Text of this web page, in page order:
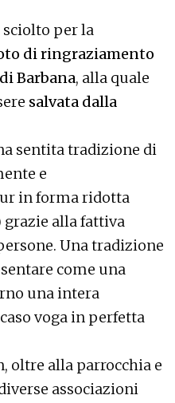
sciolto per la
di ringraziamento
Barbana, alla quale
salvata dalla
sentita tradizione di
e
in forma ridotta
grazie alla fattiva
Una tradizione
come una
una intera
voga in perfetta
oltre alla parrocchia e
associazioni